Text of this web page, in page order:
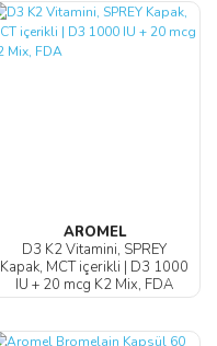
AROMEL
D3 K2 Vitamini, SPREY
Kapak, MCT içerikli | D3 1000
IU + 20 mcg K2 Mix, FDA